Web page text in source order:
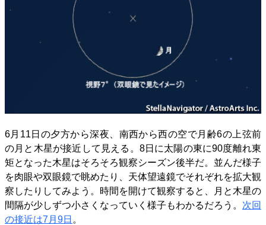
6月11日の夕方から深夜、南西から西の空で月齢6の上弦前
の月と木星が接近して見える。8日に太陽の東に90度離れ東
矩となった木星はそろそろ観察シーズン後半だ。並んだ様子
を肉眼や双眼鏡で眺めたり、天体望遠鏡でそれぞれを拡大観
察したりしてみよう。時間を開けて観察すると、月と木星の
間隔が少しずつ小さくなっていく様子もわかるだろう。 次回
の接近は7月9日 。